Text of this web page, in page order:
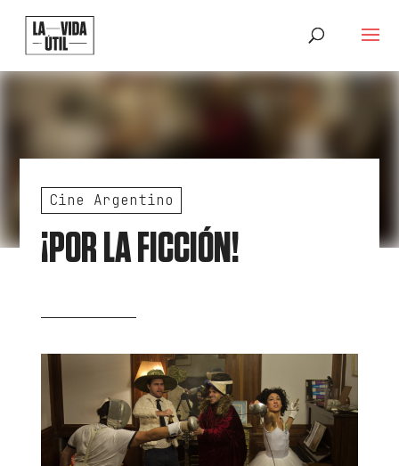
Cine Argentino
¡POR LA FICCIÓN!